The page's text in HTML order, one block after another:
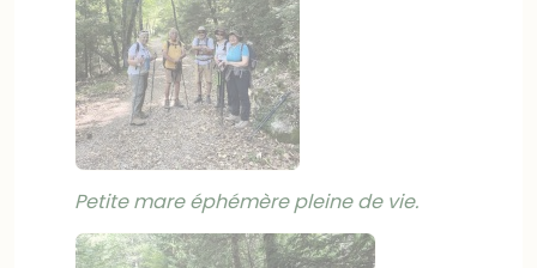
Petite mare éphémère pleine de vie.